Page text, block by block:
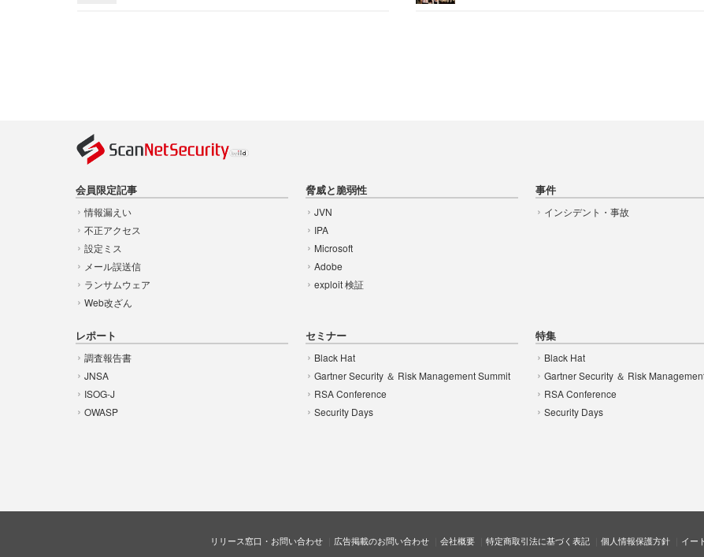
会員限定記事
情報漏えい
不正アクセス
設定ミス
メール誤送信
ランサムウェア
Web改ざん
脅威と脆弱性
JVN
IPA
Microsoft
Adobe
exploit 検証
事件
インシデント・事故
レポート
調査報告書
JNSA
ISOG-J
OWASP
セミナー
Black Hat
Gartner Security ＆ Risk Management Summit
RSA Conference
Security Days
特集
Black Hat
Gartner Security ＆ Risk
RSA Conference
Security Days
リリース窓口・お問い合わせ 広告掲載のお問い合わせ 会社概要 特定商取引法に基づく表記 個人情報保護方針 イー